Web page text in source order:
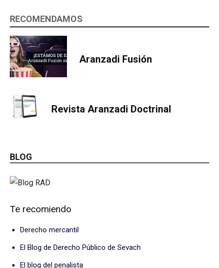
RECOMENDAMOS
Aranzadi Fusión
Revista Aranzadi Doctrinal
BLOG
Te recomiendo
Derecho mercantil
El Blog de Derecho Público de Sevach
El blog del penalista